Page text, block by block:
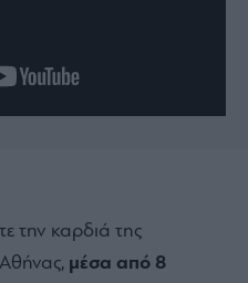
την καρδιά της
μέσα από 8